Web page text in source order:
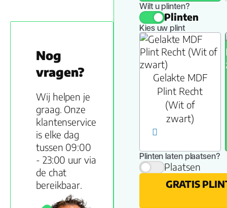
Nog
vragen?
Wij helpen je
graag. Onze
klantenservice
is elke dag
tussen 09:00
- 23:00 uur via
de chat
bereikbaar.
Wilt u plinten?
Plinten
Kies uw plint
Gelakte MDF
Plint Recht
(Wit of
zwart)
Plinten laten plaatsen?
Plaatsen
GRATIS